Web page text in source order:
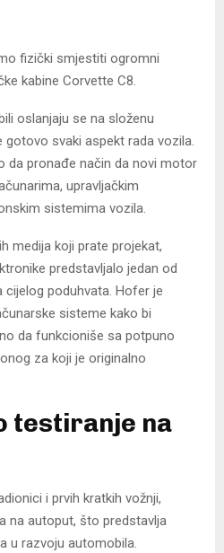
fizički smjestiti ogromni
kabine Corvette C8.
oslanjaju se na složenu
svaki aspekt rada vozila.
da pronađe način da novi motor
upravljačkim
sistemima vozila.
medija koji prate projekat,
predstavljalo jedan od
cijelog poduhvata. Hofer je
sisteme kako bi
da funkcioniše sa potpuno
za koji je originalno
testiranje na
i prvih kratkih vožnji,
na autoput, što predstavlja
u razvoju automobila.